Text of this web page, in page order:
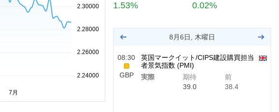
1.53% 0.02%
8月6日, 木曜日
08:30
GBP
英国マークイット/CIPS建設購買担当
者景気指数 (PMI)
実際
期待
39.0
前
38.4